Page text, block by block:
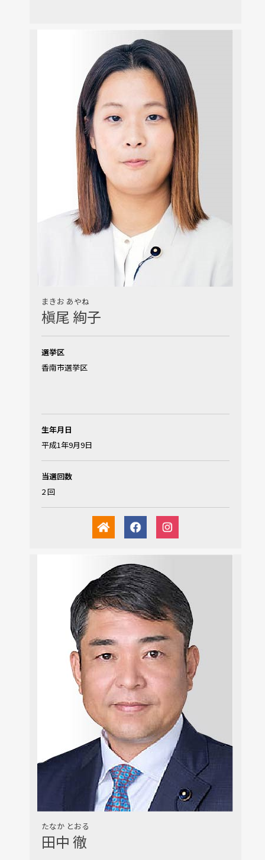
まきお あやね
槇尾 絢子
選挙区
香南市選挙区
生年月日
平成1年9月9日
当選回数
2 回
たなか とおる
田中 徹